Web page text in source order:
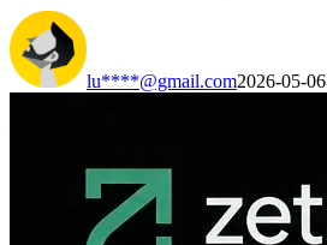
lu****@gmail.com2026-05-06